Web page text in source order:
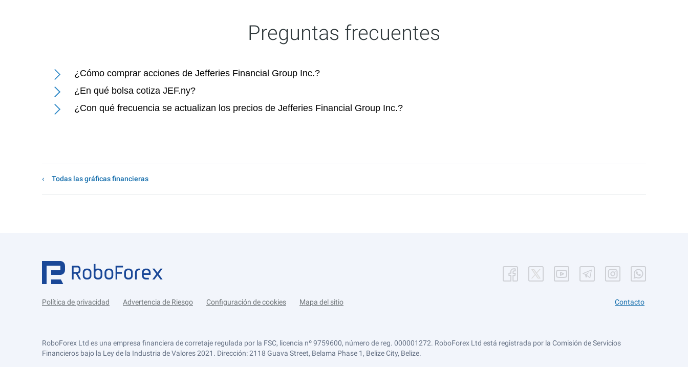
Preguntas frecuentes
¿Cómo comprar acciones de Jefferies Financial Group Inc.?
¿En qué bolsa cotiza JEF.ny?
¿Con qué frecuencia se actualizan los precios de Jefferies Financial Group Inc.?
Todas las gráficas financieras
Política de privacidad Advertencia de Riesgo Configuración de cookies Mapa del sitio Contacto
RoboForex Ltd es una empresa financiera de corretaje regulada por la FSC, licencia nº 9759600, número de reg. 000001272. RoboForex Ltd está registrada por la Comisión de Servicios
Financieros bajo la Ley de la Industria de Valores 2021. Dirección: 2118 Guava Street, Belama Phase 1, Belize City, Belize.